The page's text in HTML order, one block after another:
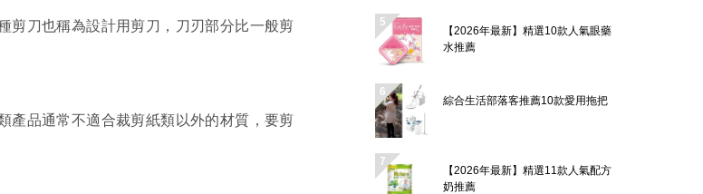
剪刀也稱為設計用剪刀，刀刃部分比一般剪
產品通常不適合裁剪紙類以外的材質，要剪
【2026年最新】精選10款人氣眼藥
水推薦
綜合生活部落客推薦10款愛用拖把
【2026年最新】精選11款人氣配方
奶推薦